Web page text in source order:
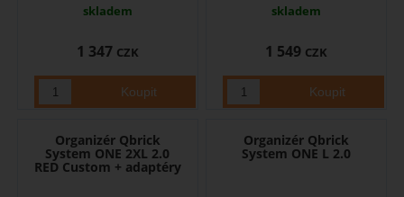
skladem
1 347 CZK
skladem
1 549 CZK
Organizér Qbrick
System ONE 2XL 2.0
RED Custom + adaptéry
Organizér Qbrick
System ONE L 2.0